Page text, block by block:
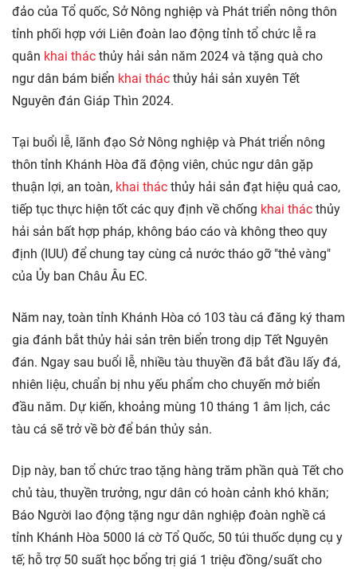
đảo của Tổ quốc, Sở Nông nghiệp và Phát triển nông thôn
tỉnh phối hợp với Liên đoàn lao động tỉnh tổ chức lễ ra
quân khai thác thủy hải sản năm 2024 và tặng quà cho
ngư dân bám biển khai thác thủy hải sản xuyên Tết
Nguyên đán Giáp Thìn 2024.
Tại buổi lễ, lãnh đạo Sở Nông nghiệp và Phát triển nông
thôn tỉnh Khánh Hòa đã động viên, chúc ngư dân gặp
thuận lợi, an toàn, khai thác thủy hải sản đạt hiệu quả cao,
tiếp tục thực hiện tốt các quy định về chống khai thác thủy
hải sản bất hợp pháp, không báo cáo và không theo quy
định (IUU) để chung tay cùng cả nước tháo gỡ "thẻ vàng"
của Ủy ban Châu Âu EC.
Năm nay, toàn tỉnh Khánh Hòa có 103 tàu cá đăng ký tham
gia đánh bắt thủy hải sản trên biển trong dịp Tết Nguyên
đán. Ngay sau buổi lễ, nhiều tàu thuyền đã bắt đầu lấy đá,
nhiên liệu, chuẩn bị nhu yếu phẩm cho chuyến mở biển
đầu năm. Dự kiến, khoảng mùng 10 tháng 1 âm lịch, các
tàu cá sẽ trở về bờ để bán thủy sản.
Dịp này, ban tổ chức trao tặng hàng trăm phần quà Tết cho
chủ tàu, thuyền trưởng, ngư dân có hoàn cảnh khó khăn;
Báo Người lao động tặng ngư dân nghiệp đoàn nghề cá
tỉnh Khánh Hòa 5000 lá cờ Tổ Quốc, 50 túi thuốc dụng cụ y
tế; hỗ trợ 50 suất học bổng trị giá 1 triệu đồng/suất cho